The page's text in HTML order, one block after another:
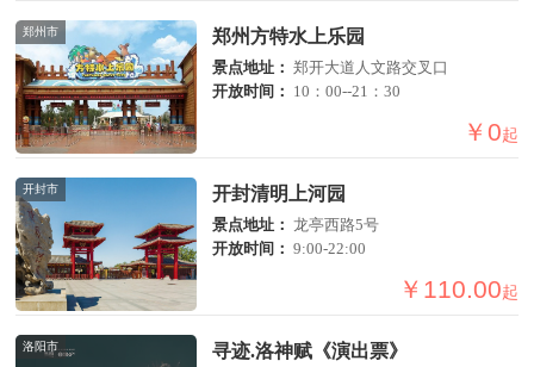
郑州市 郑州方特水上乐园
景点地址： 郑开大道人文路交叉口
开放时间： 10：00--21：30
￥0起
开封市 开封清明上河园
景点地址： 龙亭西路5号
开放时间： 9:00-22:00
￥110.00起
洛阳市 寻迹.洛神赋《演出票》